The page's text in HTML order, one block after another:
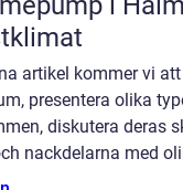
artikel kommer vi
presentera olika
diskutera deras
nackdelarna med